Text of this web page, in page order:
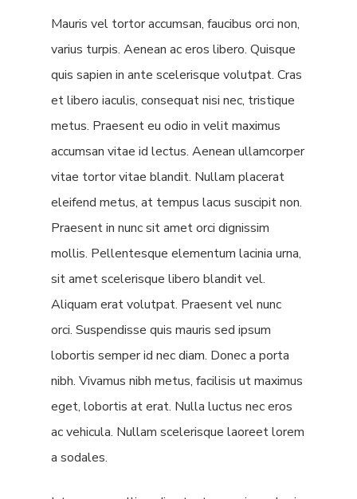
Mauris vel tortor accumsan, faucibus orci non,
varius turpis. Aenean ac eros libero. Quisque
quis sapien in ante scelerisque volutpat. Cras
et libero iaculis, consequat nisi nec, tristique
metus. Praesent eu odio in velit maximus
accumsan vitae id lectus. Aenean ullamcorper
vitae tortor vitae blandit. Nullam placerat
eleifend metus, at tempus lacus suscipit non.
Praesent in nunc sit amet orci dignissim
mollis. Pellentesque elementum lacinia urna,
sit amet scelerisque libero blandit vel.
Aliquam erat volutpat. Praesent vel nunc
orci. Suspendisse quis mauris sed ipsum
lobortis semper id nec diam. Donec a porta
nibh. Vivamus nibh metus, facilisis ut maximus
eget, lobortis at erat. Nulla luctus nec eros
ac vehicula. Nullam scelerisque laoreet lorem
a sodales.